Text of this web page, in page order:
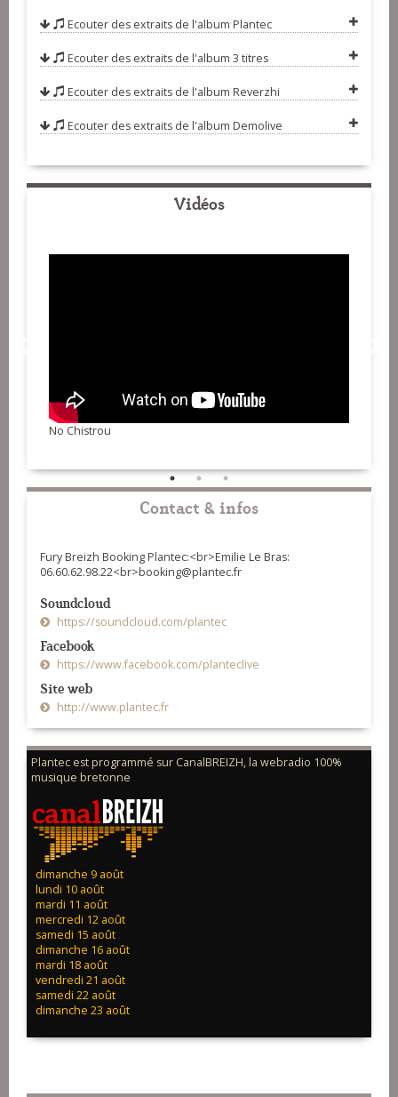
Ecouter des extraits de l'album Plantec
Ecouter des extraits de l'album 3 titres
Ecouter des extraits de l'album Reverzhi
Ecouter des extraits de l'album Demolive
Vidéos
No Chistrou
Contact & infos
Fury Breizh Booking Plantec:<br>Emilie Le Bras:
06.60.62.98.22<br>booking@plantec.fr
Soundcloud
https://soundcloud.com/plantec
Facebook
https://www.facebook.com/planteclive
Site web
http://www.plantec.fr
Plantec est programmé sur CanalBREIZH, la webradio 100%
musique bretonne
dimanche 9 août
lundi 10 août
mardi 11 août
mercredi 12 août
samedi 15 août
dimanche 16 août
mardi 18 août
vendredi 21 août
samedi 22 août
dimanche 23 août